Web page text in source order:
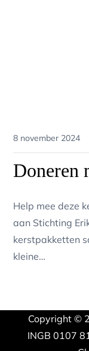
Posted
on
8 november 2024
Doneren
Help mee deze
aan Stichting
kerstpakketten
kleine…
Copyright ©
INGB 0107